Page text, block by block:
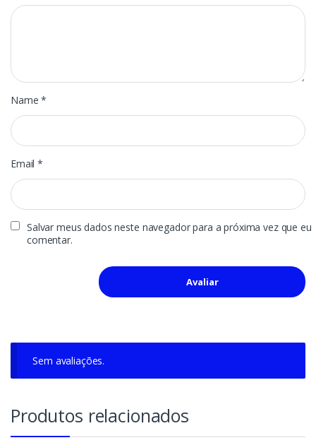
Name*
Email*
Salvar meus dados neste navegador para a próxima vez que eu
comentar.
Sem avaliações.